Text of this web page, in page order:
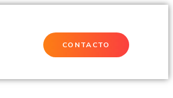
CONTACTO